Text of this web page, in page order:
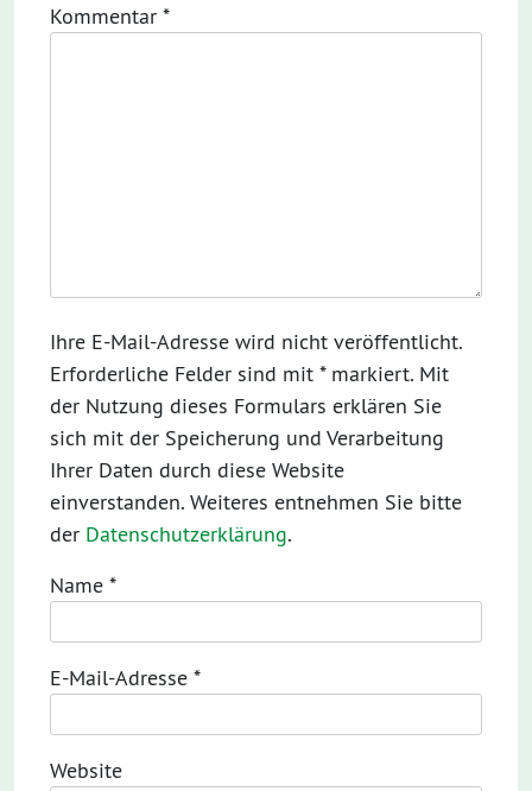
Kommentar *
Ihre E-Mail-Adresse wird nicht veröffentlicht.
Erforderliche Felder sind mit * markiert. Mit
der Nutzung dieses Formulars erklären Sie
sich mit der Speicherung und Verarbeitung
Ihrer Daten durch diese Website
einverstanden. Weiteres entnehmen Sie bitte
der Datenschutzerklärung.
Name *
E-Mail-Adresse *
Website